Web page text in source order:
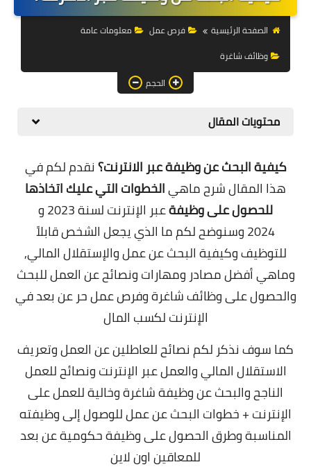
التجارة الالكترونية
التسويق
الهاتف
المواقع
زيادة متابعين
العملات المشفرة
الاستثمار
الصفحة الرئيسية فرص عمل
معلومات عامة
وظائف شاغرة
الحجم
محتويات المقال
كيفية البحث عن وظيفة عبر الانترنت؟نقدم لكم في
هذا المقال شرح ماهيالخطوات التي عليك اتخاذها
للحصول على وظيفةعبر الإنترنت
لسنة 2023 و
2024وسنوضح لكم ما الذي يجعل الشخص قابلاً
للتوظيف وكيفية البحث عن عمل والإستقلال المالي,
وماهي أفضل مصادر ومهارات ونصائح عن العمل للبحث
والحصول على وظائف شاغرة وفرص عمل حر عن بعد في
الإنترنت لكسب المال
كما سوف نذكر لكم نصائح للعاطلين عن العمل وتعريف
الاستقلال المالي والعمل عبر الإنترنت ونصائح للعمل
الناجح والبحث عن وظيفة شاغرة وخالية للعمل على
الإنترنت + خطوات البحث عن عمل للوصول إلى وظيفته
المناسبة وطرق الحصول على وظيفة حكومية عن بعد
للمعاقين اون لاين